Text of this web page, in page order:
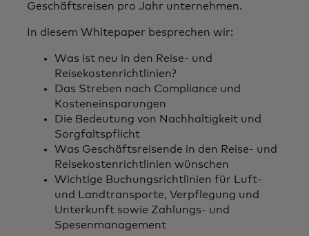
Geschäftsreisen pro Jahr unternehmen.
In diesem Whitepaper besprechen wir:
Was ist neu in den Reise- und
Reisekostenrichtlinien?
Das Streben nach Compliance und
Kosteneinsparungen
Die Bedeutung von Nachhaltigkeit und
Sorgfaltspflicht
Was Geschäftsreisende in den Reise- und
Reisekostenrichtlinien wünschen
Wichtige Buchungsrichtlinien für Luft-
und Landtransporte, Verpflegung und
Unterkunft sowie Zahlungs- und
Spesenmanagement